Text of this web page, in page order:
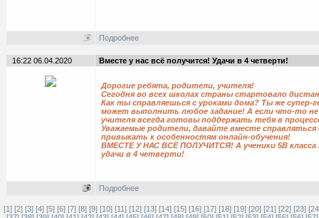
Подробнее
16:22 06.04.2020 Вместе у нас всё получится! Удачи в 4 четверти!
Дорогие ребята, родители, учителя!
Сегодня во всех школах страны стартовало
Как ты справляешься с уроками дома? Ты же супер-
может выполнить любое задание! А если что-то не
учителя всегда готовы поддержать тебя в
Уважаемые родители, давайте вместе
привыкать к особенностям онлайн-обучения!
ВМЕСТЕ У НАС ВСЁ ПОЛУЧИТСЯ! А ученики 5В
удачи в 4 четверти!
Подробнее
[1] [2] [3] [4] [5] [6] [7] [8] [9] [10] [11] [12] [13] [14] [15] [16] [17] [18] [19] [20] [21] [22] [23]